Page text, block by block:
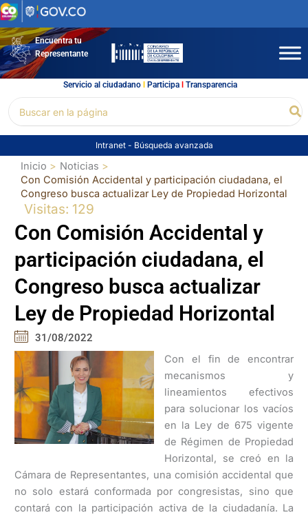
Ir
al
contenidoEncuentra tu
Representante
Servicio al ciudadano l Participal Transparencia
por:
Intranet - Búsqueda avanzada
Inicio
Noticias
Con Comisión Accidental y participación ciudadana, el
Congreso busca actualizar Ley de Propiedad Horizontal
Visitas: 129
Con Comisión Accidental y
participación ciudadana, el
Congreso busca actualizar
Ley de Propiedad Horizontal
31/08/2022
Con el fin de encontrar
mecanismos y
lineamientos efectivos
para solucionar los vacíos
en la Ley de 675 vigente
de Régimen de Propiedad
Horizontal, se creó en la
Cámara de Representantes, una comisión accidental que
no solo estará conformada por congresistas, sino que
contará con la participación activa de la ciudadanía. La